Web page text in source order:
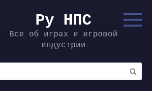
Ру НПС
Все об играх и игровой
индустрии